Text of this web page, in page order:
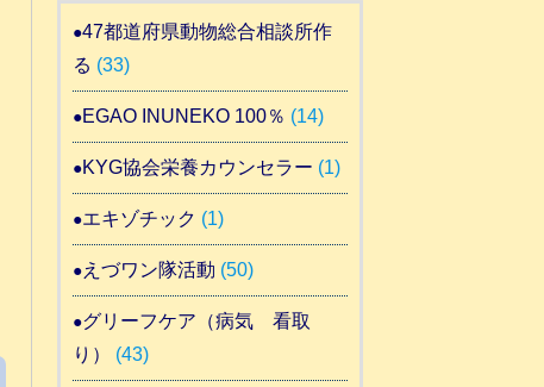
47都道府県動物総合相談所作
る (33)
EGAO INUNEKO 100％ (14)
KYG協会栄養カウンセラー (1)
エキゾチック (1)
えづワン隊活動 (50)
グリーフケア（病気 看取
り）
(43)